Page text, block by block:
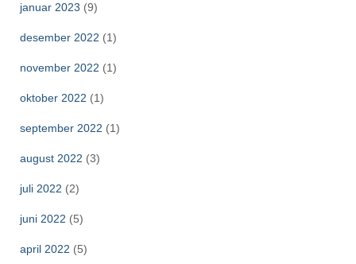
januar 2023 (9)
desember 2022 (1)
november 2022 (1)
oktober 2022 (1)
september 2022 (1)
august 2022 (3)
juli 2022 (2)
juni 2022 (5)
april 2022 (5)